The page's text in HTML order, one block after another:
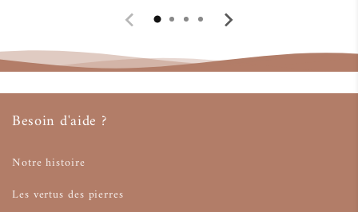
Besoin d'aide ?
Notre histoire
Les vertus des pierres